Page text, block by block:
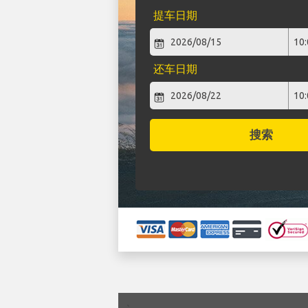
提车日期
还车日期
搜索